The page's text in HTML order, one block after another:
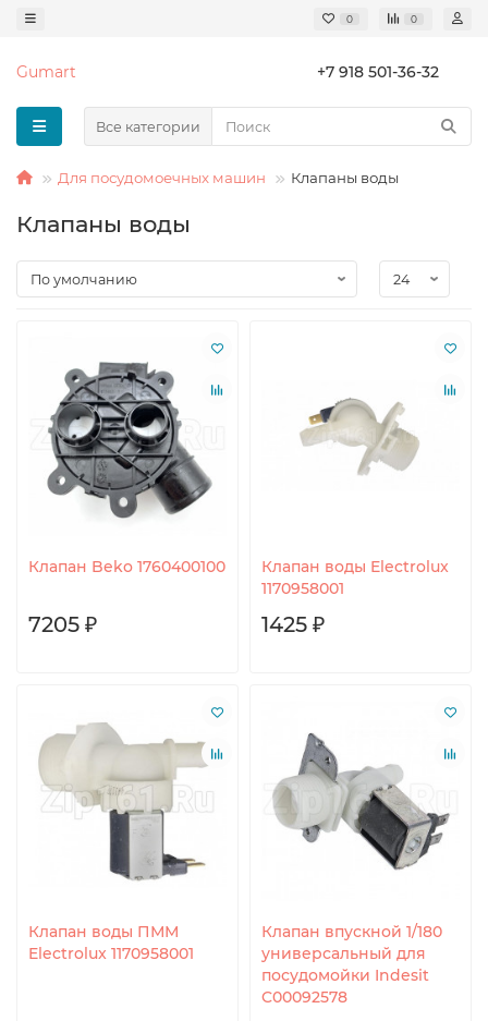
0 0
Gumart +7 918 501-36-32
Все категории
Для посудомоечных машин Клапаны воды
Клапаны воды
Клапан Beko 1760400100
7205 ₽
Клапан воды Electrolux
1170958001
1425 ₽
Клапан воды ПММ
Electrolux 1170958001
Клапан впускной 1/180
универсальный для
посудомойки Indesit
C00092578